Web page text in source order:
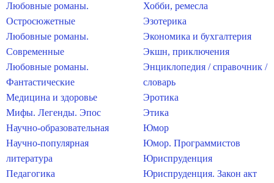
Любовные романы.
Остросюжетные
Любовные романы.
Современные
Любовные романы.
Фантастические
Медицина и здоровье
Мифы. Легенды. Эпос
Научно-образовательная
Научно-популярная
литература
Педагогика
Хобби, ремесла
Эзотерика
Экономика и бухгалтерия
Экшн, приключения
Энциклопедия / справочник /
словарь
Эротика
Этика
Юмор
Юмор. Программистов
Юриспруденция
Юриспруденция. Закон акт